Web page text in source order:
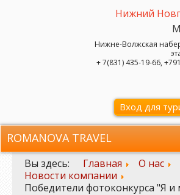
Нижний
Нижне-Волжская
+ 7(831) 435-19-66,
Вход для
ROMANOVA TRAVEL
Вы здесь: Главная
О нас
Новости компании
Победители фотоконкурса "Я и